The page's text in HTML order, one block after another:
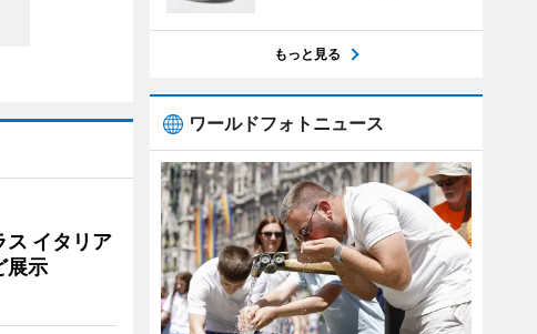
ス イタリア
展示
もっと見る
ワールドフォトニュース